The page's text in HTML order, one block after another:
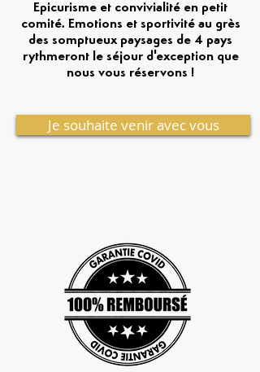
Epicurisme et convivialité en petit
comité. Emotions et sportivité au grès
des somptueux paysages de 4 pays
rythmeront le séjour d'exception que
nous vous réservons !
Je souhaite venir avec vous